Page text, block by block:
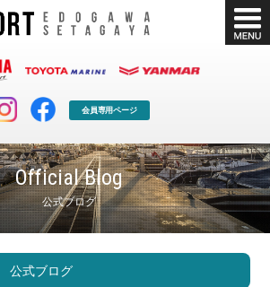
会員専用ページ
Official Blog
公式ブログ
！
ボート販売
公式ブログ